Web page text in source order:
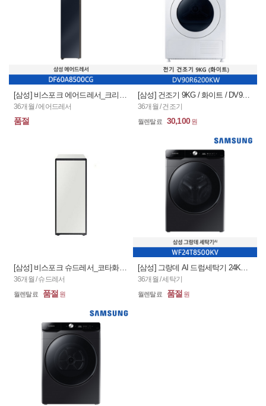
[삼성] 비스포크 에어드레서_크리스탈미러 / DF60A8500CG (36개월)
36개월 / 에어드레서
품절
[삼성] 건조기 9KG / 화이트 / DV90R6200KW (36개월)
36개월 / 건조기
30,100
[삼성] 비스포크 슈드레서_코타화이트 / DJ30T9500WE (36개월)
36개월 / 슈드레서
품절
[삼성] 그랑데 AI 드럼세탁기 24KG_블랙케비어 / WF24T8500KV (36개월)
36개월 / 세탁기
품절